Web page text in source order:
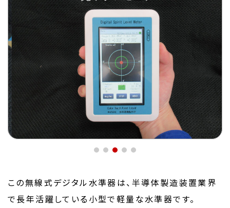
この無線式デジタル水準器は、半導体製造装置業界
で長年活躍している小型で軽量な水準器です。